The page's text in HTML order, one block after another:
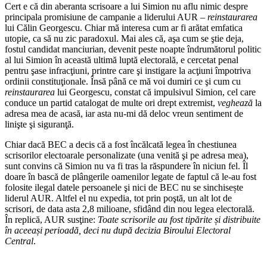
Cert e că din aberanta scrisoare a lui Simion nu aflu nimic despre
principala promisiune de campanie a liderului AUR – reinstaurarea
lui Călin Georgescu. Chiar mă interesa cum ar fi arătat emfatica
utopie, ca să nu zic paradoxul. Mai ales că, aşa cum se ştie deja,
fostul candidat manciurian, devenit peste noapte îndrumătorul politic
al lui Simion în această ultimă luptă electorală, e cercetat penal
pentru şase infracţiuni, printre care şi instigare la acţiuni împotriva
ordinii constituţionale. Însă până ce mă voi dumiri ce şi cum cu
reinstaurarea lui Georgescu, constat că impulsivul Simion, cel care
conduce un partid catalogat de multe ori drept extremist, veghează la
adresa mea de acasă, iar asta nu-mi dă deloc vreun sentiment de
linişte şi siguranţă.
Chiar dacă BEC a decis că a fost încălcată legea în chestiunea
scrisorilor electoarale personalizate (una venită şi pe adresa mea),
sunt convins că Simion nu va fi tras la răspundere în niciun fel. Îl
doare în bască de plângerile oamenilor legate de faptul că le-au fost
folosite ilegal datele persoanele şi nici de BEC nu se sinchisește
liderul AUR. Altfel el nu expedia, tot prin poştă, un alt lot de
scrisori, de data asta 2,8 milioane, sfidând din nou legea electorală.
În replică, AUR susţine: Toate scrisorile au fost tipărite și distribuite
în aceeași perioadă, deci nu după decizia Biroului Electoral
Central.